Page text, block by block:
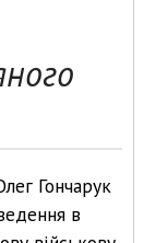
Гончарук
в